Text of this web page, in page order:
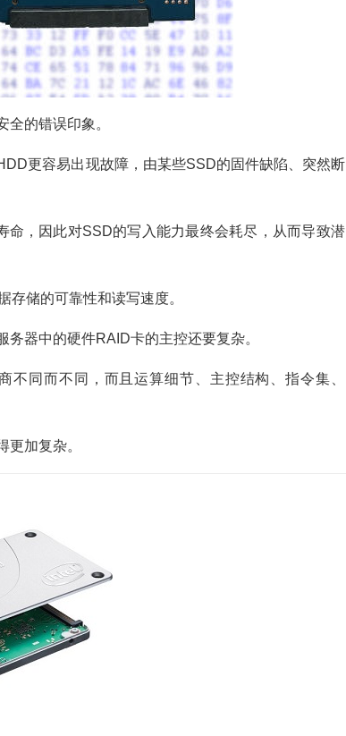
的错误印象。
更容易出现故障，由某些SSD的固件缺陷、突然断
，因此对SSD的写入能力最终会耗尽，从而导致潜
储的可靠性和读写速度。
器中的硬件RAID卡的主控还要复杂。
同而不同，而且运算细节、主控结构、指令集、
加复杂。